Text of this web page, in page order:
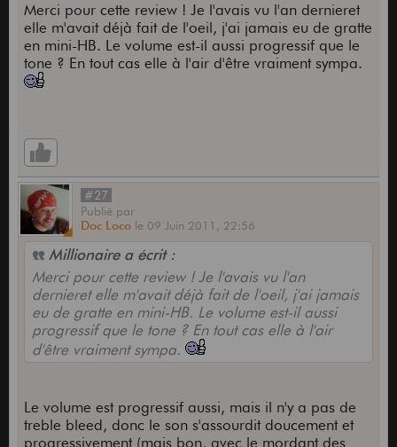
Merci pour cette review ! Je l'avais vu l'an dernieret
elle m'avait déjà fait de l'oeil, j'ai jamais eu de gratte
en mini-HB. Le volume est-il aussi progressif que le
tone ? En tout cas elle à l'air d'être vraiment sympa.
#27
Publié par
Doc Loco le 09 Juin 2011, 22:56
Millionaire a écrit :
Merci pour cette review ! Je l'avais vu l'an
dernieret elle m'avait déjà fait de l'oeil, j'ai jamais
eu de gratte en mini-HB. Le volume est-il aussi
progressif que le tone ? En tout cas elle à l'air
d'être vraiment sympa.
Le volume est progressif aussi, mais il n'y a pas de
treble bleed, donc le son s'assourdit doucement et
progressivement (mais bon, avec le mordant des